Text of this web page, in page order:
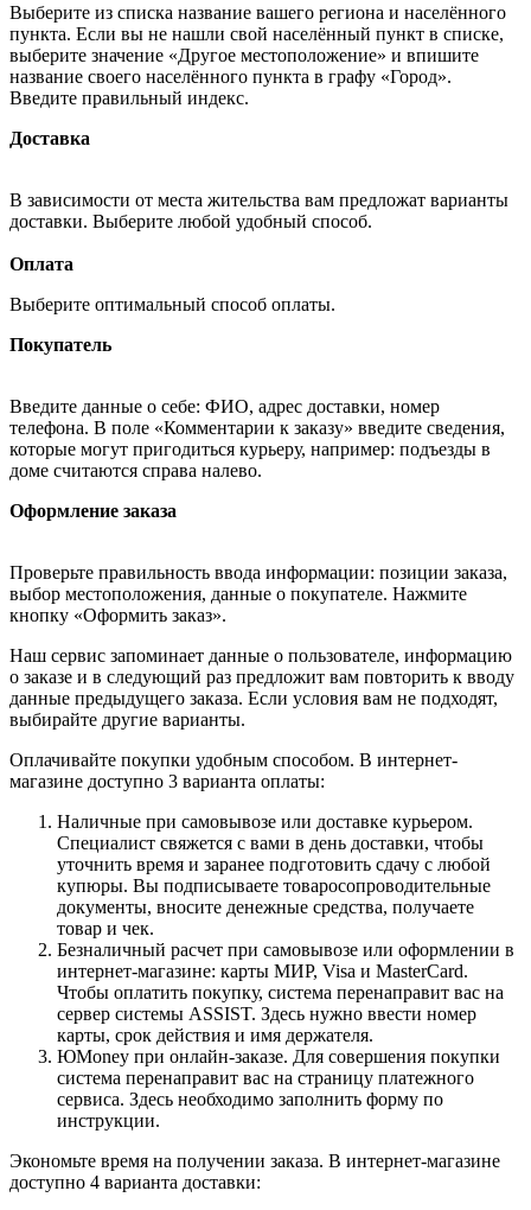
Выберите из списка название вашего региона и населённого
пункта. Если вы не нашли свой населённый пункт в списке,
выберите значение «Другое местоположение» и впишите
название своего населённого пункта в графу «Город».
Введите правильный индекс.
Доставка
В зависимости от места жительства вам предложат варианты
доставки. Выберите любой удобный способ.
Оплата
Выберите оптимальный способ оплаты.
Покупатель
Введите данные о себе: ФИО, адрес доставки, номер
телефона. В поле «Комментарии к заказу» введите сведения,
которые могут пригодиться курьеру, например: подъезды в
доме считаются справа налево.
Оформление заказа
Проверьте правильность ввода информации: позиции заказа,
выбор местоположения, данные о покупателе. Нажмите
кнопку «Оформить заказ».
Наш сервис запоминает данные о пользователе, информацию
о заказе и в следующий раз предложит вам повторить к вводу
данные предыдущего заказа. Если условия вам не подходят,
выбирайте другие варианты.
Оплачивайте покупки удобным способом. В интернет-
магазине доступно 3 варианта оплаты:
Наличные при самовывозе или доставке курьером.
Специалист свяжется с вами в день доставки, чтобы
уточнить время и заранее подготовить сдачу с любой
купюры. Вы подписываете товаросопроводительные
документы, вносите денежные средства, получаете
товар и чек.
Безналичный расчет при самовывозе или оформлении в
интернет-магазине: карты МИР, Visa и MasterCard.
Чтобы оплатить покупку, система перенаправит вас на
сервер системы ASSIST. Здесь нужно ввести номер
карты, срок действия и имя держателя.
ЮMoney при онлайн-заказе. Для совершения покупки
система перенаправит вас на страницу платежного
сервиса. Здесь необходимо заполнить форму по
инструкции.
Экономьте время на получении заказа. В интернет-магазине
доступно 4 варианта доставки: